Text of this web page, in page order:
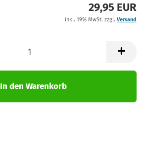
29,95 EUR
inkl. 19% MwSt. zzgl. Versand
In den Warenkorb